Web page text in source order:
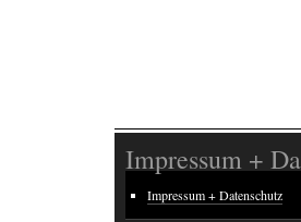
Impressum +
Impressum + Datenschutz